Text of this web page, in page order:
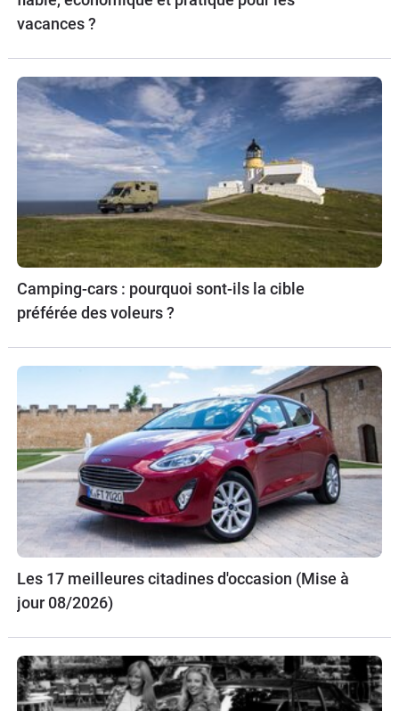
vacances ?
Camping-cars : pourquoi sont-ils la cible
préférée des voleurs ?
Les 17 meilleures citadines d'occasion (Mise à
jour 08/2026)